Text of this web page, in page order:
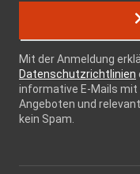
Mit der Anmeldung
Datenschutzrichtlinien
informative E-Mails mit
Angeboten und
kein Spam.